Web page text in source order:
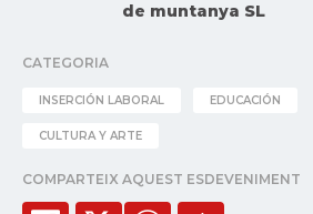
de muntanya SL
CATEGORIA
INSERCIÓN LABORAL EDUCACIÓN
CULTURA Y ARTE
COMPARTEIX AQUEST ESDEVENIMENT